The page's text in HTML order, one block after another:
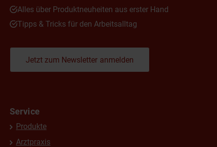
Alles über Produktneuheiten aus erster Hand
Tipps & Tricks für den Arbeitsalltag
Jetzt zum Newsletter anmelden
Service
Produkte
Arztpraxis